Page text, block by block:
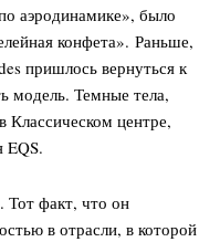
аэродинамике», было
конфета». Раньше,
пришлось вернуться к
модель. Темные тела,
Классическом центре,
EQS.
Тот факт, что он
в отрасли, в которой